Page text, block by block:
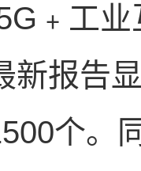
工业
新报告
个。